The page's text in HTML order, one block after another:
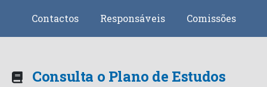
Contactos
Responsáveis Comissões
Consulta o Plano de Estudos